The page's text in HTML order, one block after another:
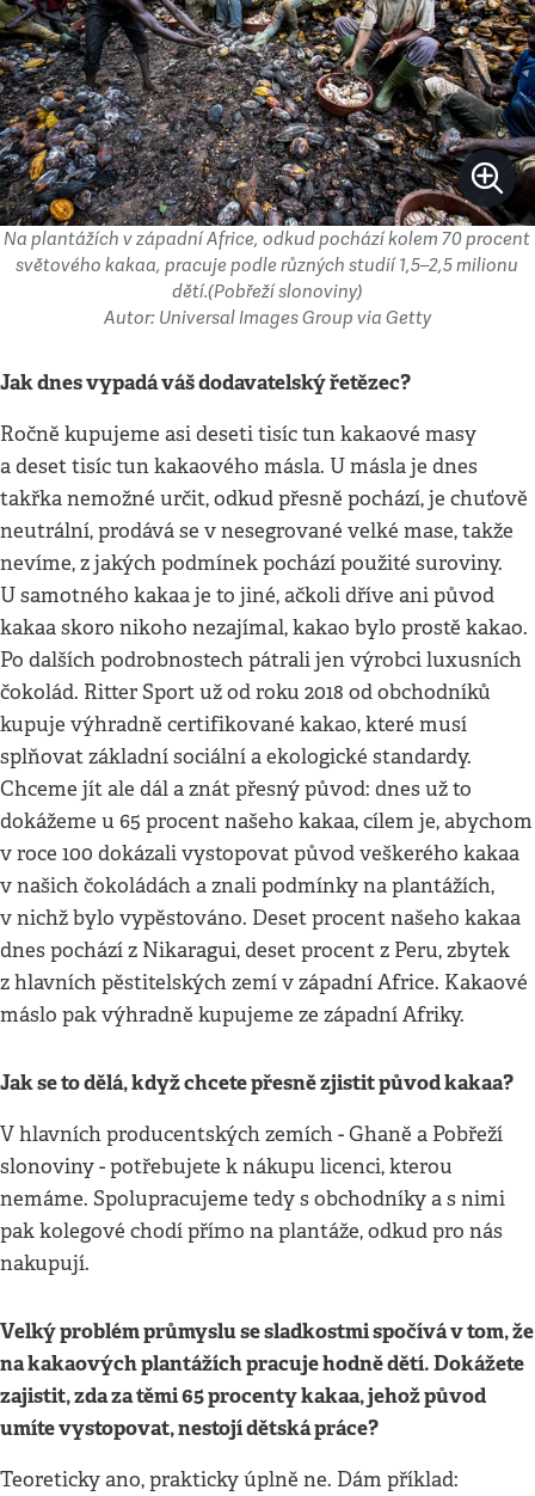
Na plantážích v západní Africe, odkud pochází kolem 70 procent
světového kakaa, pracuje podle různých studií 1,5–2,5 milionu
dětí.(Pobřeží slonoviny)
Autor: Universal Images Group via Getty
Jak dnes vypadá váš dodavatelský řetězec?
Ročně kupujeme asi deseti tisíc tun kakaové masy
a deset tisíc tun kakaového másla. U másla je dnes
takřka nemožné určit, odkud přesně pochází, je chuťově
neutrální, prodává se v nesegrované velké mase, takže
nevíme, z jakých podmínek pochází použité suroviny.
U samotného kakaa je to jiné, ačkoli dříve ani původ
kakaa skoro nikoho nezajímal, kakao bylo prostě kakao.
Po dalších podrobnostech pátrali jen výrobci luxusních
čokolád. Ritter Sport už od roku 2018 od obchodníků
kupuje výhradně certifikované kakao, které musí
splňovat základní sociální a ekologické standardy.
Chceme jít ale dál a znát přesný původ: dnes už to
dokážeme u 65 procent našeho kakaa, cílem je, abychom
v roce 100 dokázali vystopovat původ veškerého kakaa
v našich čokoládách a znali podmínky na plantážích,
v nichž bylo vypěstováno. Deset procent našeho kakaa
dnes pochází z Nikaragui, deset procent z Peru, zbytek
z hlavních pěstitelských zemí v západní Africe. Kakaové
máslo pak výhradně kupujeme ze západní Afriky.
Jak se to dělá, když chcete přesně zjistit původ kakaa?
V hlavních producentských zemích - Ghaně a Pobřeží
slonoviny - potřebujete k nákupu licenci, kterou
nemáme. Spolupracujeme tedy s obchodníky a s nimi
pak kolegové chodí přímo na plantáže, odkud pro nás
nakupují.
Velký problém průmyslu se sladkostmi spočívá v tom, že
na kakaových plantážích pracuje hodně dětí. Dokážete
zajistit, zda za těmi 65 procenty kakaa, jehož původ
umíte vystopovat, nestojí dětská práce?
Teoreticky ano, prakticky úplně ne. Dám příklad: